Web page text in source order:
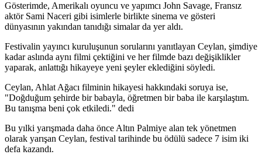
Gösterimde, Amerikalı oyuncu ve yapımcı John Savage, Fransız
aktör Sami Naceri gibi isimlerle birlikte sinema ve gösteri
dünyasının yakından tanıdığı simalar da yer aldı.
Festivalin yayıncı kuruluşunun sorularını yanıtlayan Ceylan, şimdiye
kadar aslında aynı filmi çektiğini ve her filmde bazı değişiklikler
yaparak, anlattığı hikayeye yeni şeyler eklediğini söyledi.
Ceylan, Ahlat Ağacı filminin hikayesi hakkındaki soruya ise,
"Doğduğum şehirde bir babayla, öğretmen bir baba ile karşılaştım.
Bu tanışma beni çok etkiledi." dedi
Bu yılki yarışmada daha önce Altın Palmiye alan tek yönetmen
olarak yarışan Ceylan, festival tarihinde bu ödülü sadece 7 isim iki
defa kazandı.